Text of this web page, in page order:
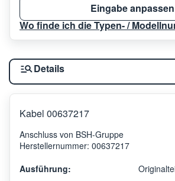
Eingabe anpassen
Wo finde ich die Typen- /
Details
Kabel 00637217
Anschluss von BSH-Gruppe
Herstellernummer: 00637217
Ausführung: